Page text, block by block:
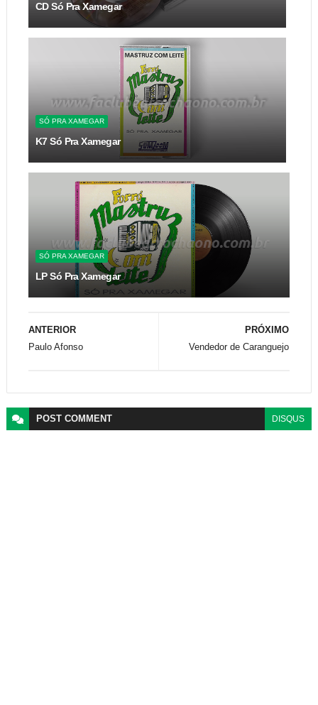
CD Só Pra Xamegar
SÓ PRA XAMEGAR
K7 Só Pra Xamegar
SÓ PRA XAMEGAR
LP Só Pra Xamegar
PRÓXIMO
Vendedor de Caranguejo
ANTERIOR
Paulo Afonso
POST COMMENT DISQUS